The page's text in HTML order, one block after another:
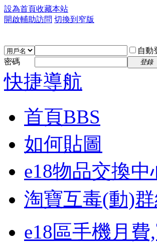
設為首頁收藏本站
開啟輔助訪問 切換到窄版
自動
密碼
登錄
快捷導航
首頁BBS
如何貼圖
e18物品交換中
淘寶互毒(動)
e18區手機月